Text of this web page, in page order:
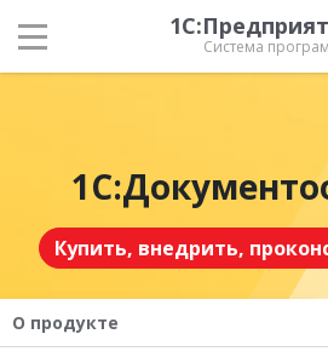
Система
Купить, внедрить,
О продукте